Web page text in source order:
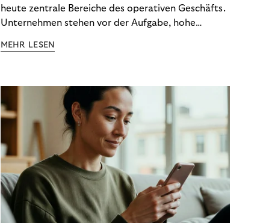
heute zentrale Bereiche des operativen Geschäfts.
Unternehmen stehen vor der Aufgabe, hohe
Situationen zu berücksichtigen und regulatorische
Doch Effizienz entsteht erst dann, wenn Menschen
und Systeme einander ergänzen. Die digitale Basis
schafft Stabilität, während menschliche Erfahrung
Orientierung gibt, wenn Sachverhalte komplex
oder sensibel sind.
MEHR LESEN